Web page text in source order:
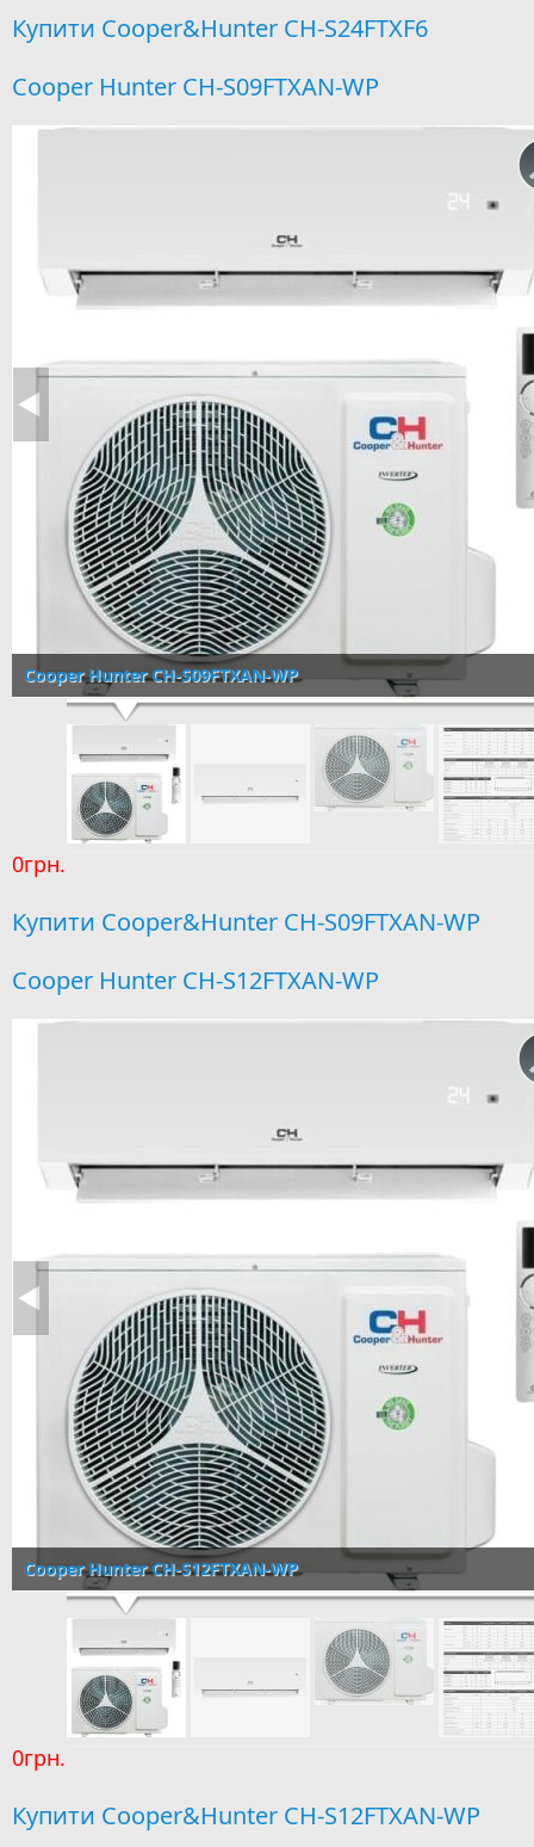
Купити Cooper&Hunter CH-S24FTXF6
Cooper Hunter CH-S09FTXAN-WP
Cooper Hunter CH-S09FTXAN-WP
0грн.
Купити Cooper&Hunter CH-S09FTXAN-WP
Cooper Hunter CH-S12FTXAN-WP
Cooper Hunter CH-S12FTXAN-WP
0грн.
Купити Cooper&Hunter CH-S12FTXAN-WP